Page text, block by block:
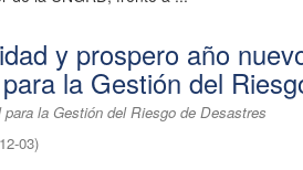
y prospero año
la Gestión del
para la Gestión del Riesgo de Desastres
03)